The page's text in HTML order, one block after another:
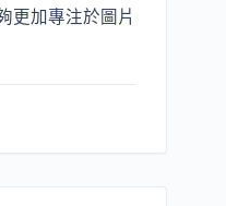
更加專注於圖片